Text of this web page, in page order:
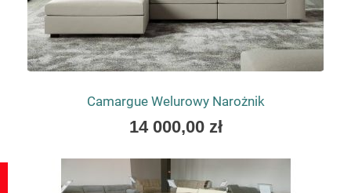
Camargue Welurowy Narożnik
As
as
14 000,00 zł